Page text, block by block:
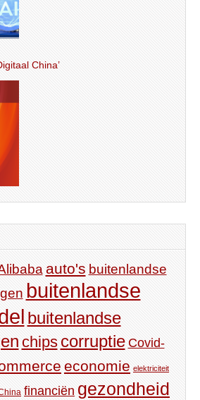
China’
auto's buitenlandse
buitenlandse
buitenlandse
chips corruptie Covid-
economie elektriciteit
financiën gezondheid